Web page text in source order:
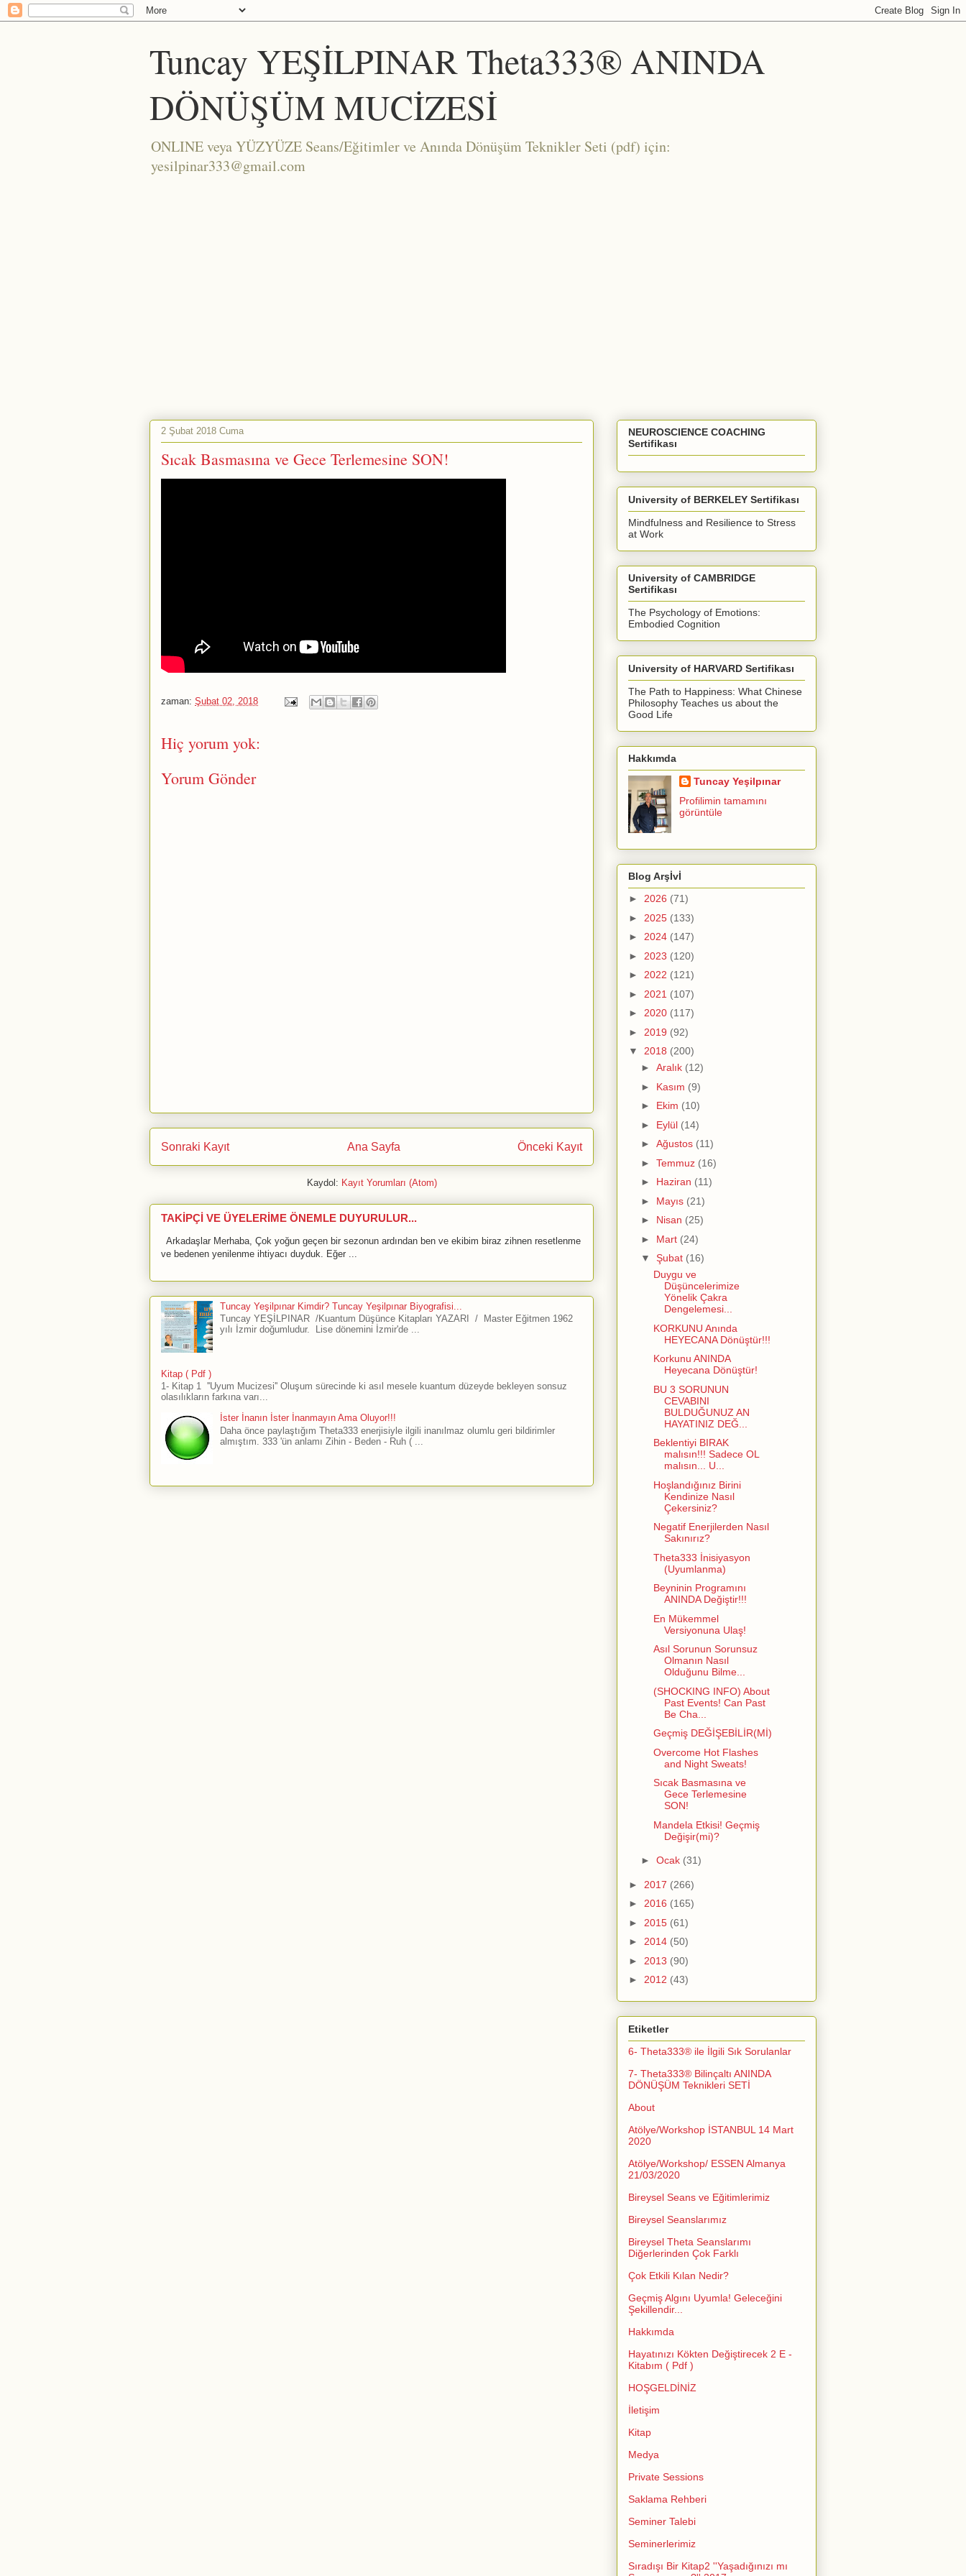
Tuncay YEŞİLPINAR Theta333® ANINDA
DÖNÜŞÜM MUCİZESİ
ONLINE veya YÜZYÜZE Seans/Eğitimler ve Anında Dönüşüm Teknikler Seti (pdf) için:
yesilpinar333@gmail.com
2 Şubat 2018 Cuma
Sıcak Basmasına ve Gece Terlemesine SON!
zaman: Şubat 02, 2018
Hiç yorum yok:
Yorum Gönder
Sonraki Kayıt Önceki Kayıt
Ana Sayfa
Kaydol: Kayıt Yorumları (Atom)
TAKİPÇİ VE ÜYELERİME ÖNEMLE DUYURULUR...
Arkadaşlar Merhaba, Çok yoğun geçen bir sezonun ardından ben ve ekibim biraz zihnen resetlenme
ve bedenen yenilenme ihtiyacı duyduk. Eğer ...
Tuncay Yeşilpınar Kimdir? Tuncay Yeşilpınar Biyografisi...
Tuncay YEŞİLPINAR /Kuantum Düşünce Kitapları YAZARI / Master Eğitmen 1962
yılı İzmir doğumludur. Lise dönemini İzmir'de ...
Kitap ( Pdf )
1- Kitap 1 ''Uyum Mucizesi'' Oluşum sürecinde ki asıl mesele kuantum düzeyde bekleyen sonsuz
olasılıkların farkına varı...
İster İnanın İster İnanmayın Ama Oluyor!!!
Daha önce paylaştığım Theta333 enerjisiyle ilgili inanılmaz olumlu geri bildirimler
almıştım. 333 'ün anlamı Zihin - Beden - Ruh ( ...
NEUROSCIENCE COACHING
Sertifikası
University of BERKELEY Sertifikası
Mindfulness and Resilience to Stress
at Work
University of CAMBRIDGE
Sertifikası
The Psychology of Emotions:
Embodied Cognition
University of HARVARD Sertifikası
The Path to Happiness: What Chinese
Philosophy Teaches us about the
Good Life
Hakkımda
Tuncay Yeşilpınar
Profilimin tamamını
görüntüle
Blog Arşİvİ
► 2026 (71)
► 2025 (133)
► 2024 (147)
► 2023 (120)
► 2022 (121)
► 2021 (107)
► 2020 (117)
► 2019 (92)
▼ 2018 (200)
► Aralık (12)
► Kasım (9)
► Ekim (10)
► Eylül (14)
► Ağustos (11)
► Temmuz (16)
► Haziran (11)
► Mayıs (21)
► Nisan (25)
► Mart (24)
▼ Şubat (16)
Duygu ve
Düşüncelerimize
Yönelik Çakra
Dengelemesi...
KORKUNU Anında
HEYECANA Dönüştür!!!
Korkunu ANINDA
Heyecana Dönüştür!
BU 3 SORUNUN
CEVABINI
BULDUĞUNUZ AN
HAYATINIZ DEĞ...
Beklentiyi BIRAK
malısın!!! Sadece OL
malısın... U...
Hoşlandığınız Birini
Kendinize Nasıl
Çekersiniz?
Negatif Enerjilerden Nasıl
Sakınırız?
Theta333 İnisiyasyon
(Uyumlanma)
Beyninin Programını
ANINDA Değiştir!!!
En Mükemmel
Versiyonuna Ulaş!
Asıl Sorunun Sorunsuz
Olmanın Nasıl
Olduğunu Bilme...
(SHOCKING INFO) About
Past Events! Can Past
Be Cha...
Geçmiş DEĞİŞEBİLİR(Mİ)
Overcome Hot Flashes
and Night Sweats!
Sıcak Basmasına ve
Gece Terlemesine
SON!
Mandela Etkisi! Geçmiş
Değişir(mi)?
► Ocak (31)
► 2017 (266)
► 2016 (165)
► 2015 (61)
► 2014 (50)
► 2013 (90)
► 2012 (43)
Etiketler
6- Theta333® ile İlgili Sık Sorulanlar
7- Theta333® Bilinçaltı ANINDA
DÖNÜŞÜM Teknikleri SETİ
About
Atölye/Workshop İSTANBUL 14 Mart
2020
Atölye/Workshop/ ESSEN Almanya
21/03/2020
Bireysel Seans ve Eğitimlerimiz
Bireysel Seanslarımız
Bireysel Theta Seanslarımı
Diğerlerinden Çok Farklı
Çok Etkili Kılan Nedir?
Geçmiş Algını Uyumla! Geleceğini
Şekillendir...
Hakkımda
Hayatınızı Kökten Değiştirecek 2 E -
Kitabım ( Pdf )
HOŞGELDİNİZ
İletişim
Kitap
Medya
Private Sessions
Saklama Rehberi
Seminer Talebi
Seminerlerimiz
Sıradışı Bir Kitap2 ''Yaşadığınızı mı